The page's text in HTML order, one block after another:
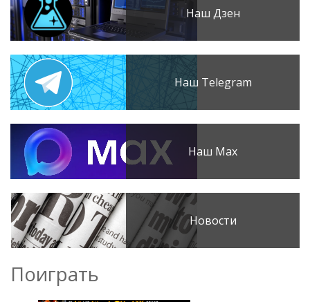
Наш Дзен
Наш Telegram
Наш Max
Новости
Поиграть